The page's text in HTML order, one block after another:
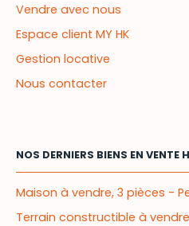
Vendre avec nous
Espace client MY HK
Gestion locative
Nous contacter
NOS DERNIERS BIENS EN VENTE
Maison à vendre, 3 pièces -
Terrain constructible à